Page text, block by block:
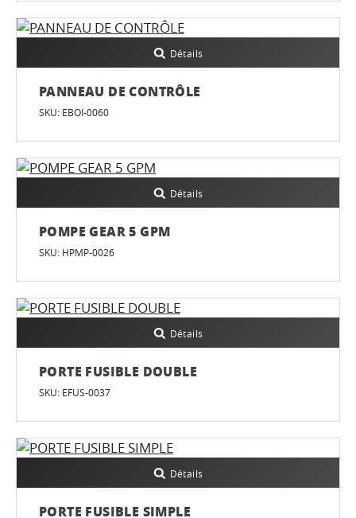
Détails
PANNEAU DE CONTRÔLE
SKU: EBOI-0060
Détails
POMPE GEAR 5 GPM
SKU: HPMP-0026
Détails
PORTE FUSIBLE DOUBLE
SKU: EFUS-0037
Détails
PORTE FUSIBLE SIMPLE